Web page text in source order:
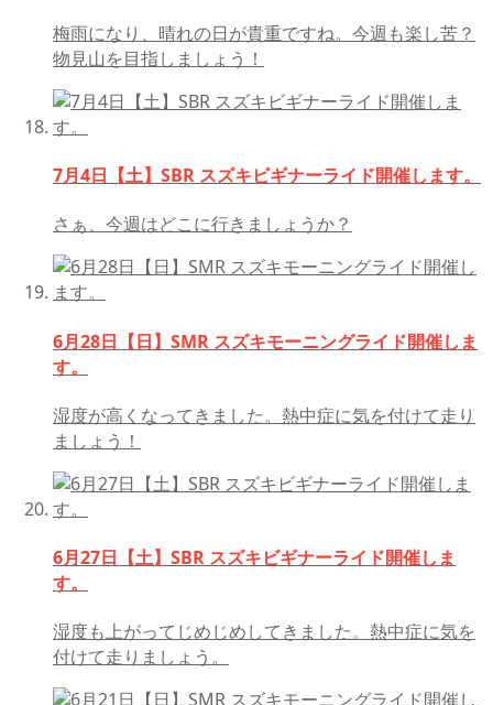
梅雨になり、晴れの日が貴重ですね。今週も楽し苦？
物見山を目指しましょう！
7月4日【土】SBR スズキビギナーライド開催します。
さぁ、今週はどこに行きましょうか？
6月28日【日】SMR スズキモーニングライド開催しま
す。
湿度が高くなってきました。熱中症に気を付けて走り
ましょう！
6月27日【土】SBR スズキビギナーライド開催しま
す。
湿度も上がってじめじめしてきました。熱中症に気を
付けて走りましょう。